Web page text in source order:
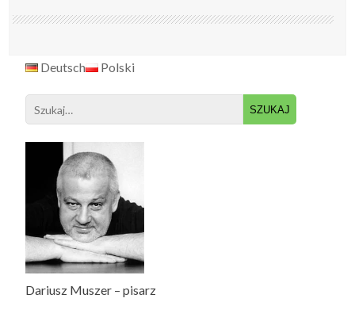
Deutsch Polski
Search
for:
Dariusz Muszer – pisarz